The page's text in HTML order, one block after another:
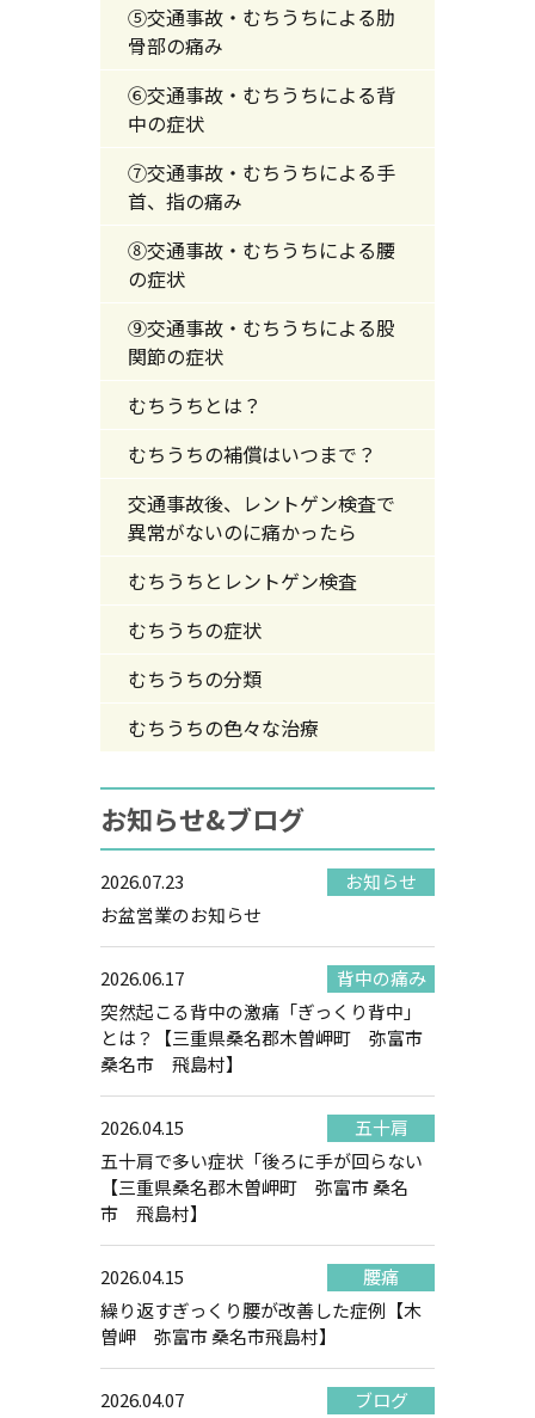
⑤交通事故・むちうちによる肋
骨部の痛み
⑥交通事故・むちうちによる背
中の症状
⑦交通事故・むちうちによる手
首、指の痛み
⑧交通事故・むちうちによる腰
の症状
⑨交通事故・むちうちによる股
関節の症状
むちうちとは？
むちうちの補償はいつまで？
交通事故後、レントゲン検査で
異常がないのに痛かったら
むちうちとレントゲン検査
むちうちの症状
むちうちの分類
むちうちの色々な治療
お知らせ&ブログ
2026.07.23
お知らせ
お盆営業のお知らせ
2026.06.17
背中の痛み
突然起こる背中の激痛「ぎっくり背中」
とは？【三重県桑名郡木曽岬町 弥富市
桑名市 飛島村】
2026.04.15
五十肩
五十肩で多い症状「後ろに手が回らない
【三重県桑名郡木曽岬町 弥富市 桑名
市 飛島村】
2026.04.15
腰痛
繰り返すぎっくり腰が改善した症例【木
曽岬 弥富市 桑名市飛島村】
2026.04.07 ブログ